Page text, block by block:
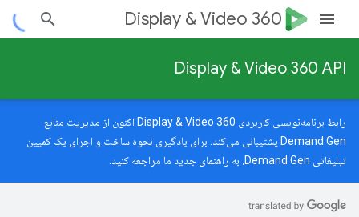
Display & Video 360
Display & Video 360 API
رابط برنامه‌نویسی کاربردی Display & Video 360 اکنون از مدیریت منابع
Demand Gen پشتیبانی می‌کند. برای یادگیری نحوه ساخت و اجرای یک کمپین
تبلیغاتی Demand Gen، به
راهنمای جدید ما مراجعه کنید.